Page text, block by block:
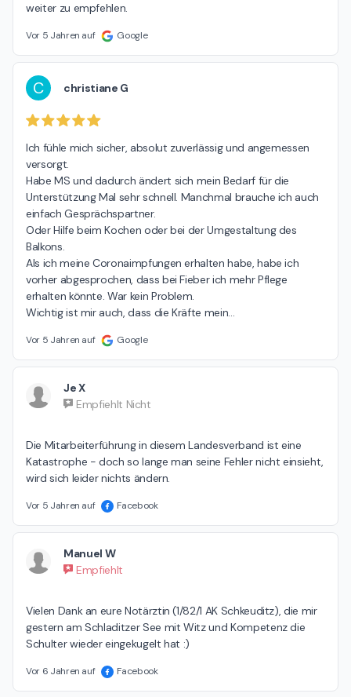
weiter zu empfehlen.
Vor 5 Jahren auf Google
C christiane G
Ich fühle mich sicher, absolut zuverlässig und angemessen
versorgt.
Habe MS und dadurch ändert sich mein Bedarf für die
Unterstützung Mal sehr schnell. Manchmal brauche ich auch
einfach Gesprächspartner.
Oder Hilfe beim Kochen oder bei der Umgestaltung des
Balkons.
Als ich meine Coronaimpfungen erhalten habe, habe ich
vorher abgesprochen, dass bei Fieber ich mehr Pflege
erhalten könnte. War kein Problem.
Wichtig ist mir auch, dass die Kräfte mein…
Vor 5 Jahren auf Google
Je X
Empfiehlt Nicht
Die Mitarbeiterführung in diesem Landesverband ist eine
Katastrophe - doch so lange man seine Fehler nicht einsieht,
wird sich leider nichts ändern.
Vor 5 Jahren auf Facebook
Manuel W
Empfiehlt
Vielen Dank an eure Notärztin (1/82/1 AK Schkeuditz), die mir
gestern am Schladitzer See mit Witz und Kompetenz die
Schulter wieder eingekugelt hat :)
Vor 6 Jahren auf Facebook